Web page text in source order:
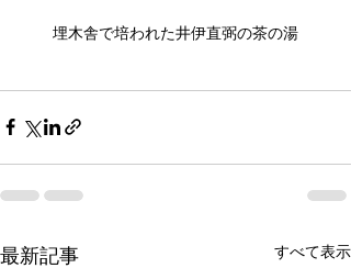
埋木舎で培われた井伊直弼の茶の湯
最新記事 すべて表示